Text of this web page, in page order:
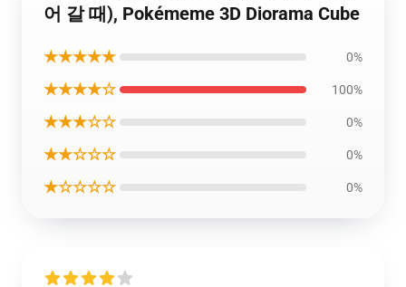
어 갈 때), Pokémeme 3D Diorama Cube
★★★★★ 0%
★★★★☆ 100%
★★★☆☆ 0%
★★☆☆☆ 0%
★☆☆☆☆ 0%